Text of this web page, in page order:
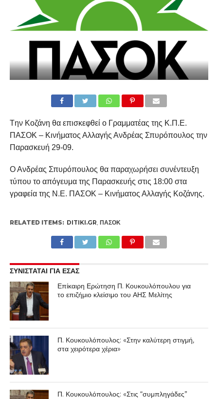
Την Κοζάνη θα επισκεφθεί ο Γραμματέας της Κ.Π.Ε.
ΠΑΣΟΚ – Κινήματος Αλλαγής Ανδρέας Σπυρόπουλος την
Παρασκευή 29-09.
Ο Ανδρέας Σπυρόπουλος θα παραχωρήσει συνέντευξη
τύπου το απόγευμα της Παρασκευής στις 18:00 στα
γραφεία της Ν.Ε. ΠΑΣΟΚ – Κινήματος Αλλαγής Κοζάνης.
RELATED ITEMS: DITIKI.GR ΠΑΣΟΚ
ΣΥΝΙΣΤΑΤΑΙ ΓΙΑ ΕΣΑΣ
Επίκαιρη Ερώτηση Π. Κουκουλόπουλου για
το επιζήμιο κλείσιμο του ΑΗΣ Μελίτης
Π. Κουκουλόπουλος: «Στην καλύτερη στιγμή,
στα χειρότερα χέρια»
Π. Κουκουλόπουλος: «Στις “συμπληγάδες”